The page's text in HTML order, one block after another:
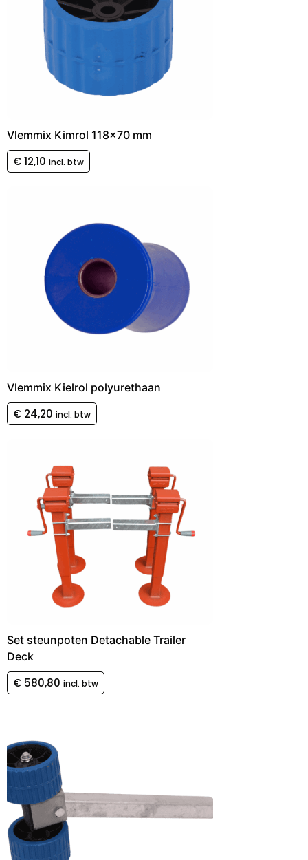
Vlemmix Kimrol 118×70 mm
€12,10 incl. btw
Vlemmix Kielrol polyurethaan
€ 24,20 incl. btw
Set steunpoten Detachable Trailer
Deck
€ 580,80 incl. btw